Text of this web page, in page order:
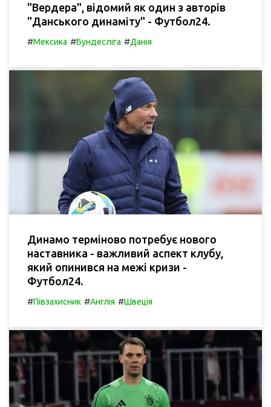
"Вердера", відомий як один з авторів
"Данського динаміту" - Футбол24.
#Мексика #Бундесліга #Данія
Динамо терміново потребує нового
наставника - важливий аспект клубу,
який опинився на межі кризи -
Футбол24.
#Півзахисник #Англія #Швеція